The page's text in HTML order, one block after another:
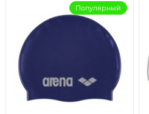
Популярный